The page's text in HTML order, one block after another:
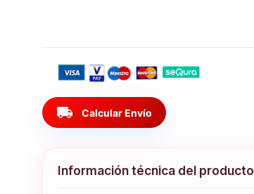
local_shipping Calcular Envío
Información técnica del producto